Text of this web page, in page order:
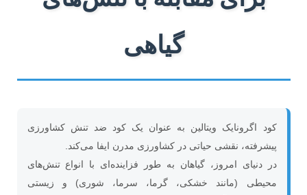
گیاهی
کود اگرونایک ویتالین به عنوان یک کود ضد تنش کشاورزی
پیشرفته، نقشی حیاتی در کشاورزی مدرن ایفا می‌کند.
در دنیای امروز، گیاهان به طور فزاینده‌ای با انواع تنش‌های
محیطی (مانند خشکی، گرما، سرما، شوری) و زیستی